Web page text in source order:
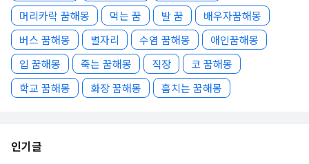
머리카락 꿈해몽
먹는 꿈 발 꿈
배우자꿈해몽
버스 꿈해몽
별자리 수염 꿈해몽
애인꿈해몽
입 꿈해몽
죽는 꿈해몽 직장
코 꿈해몽
학교 꿈해몽
화장 꿈해몽 훔치는 꿈해몽
인기글